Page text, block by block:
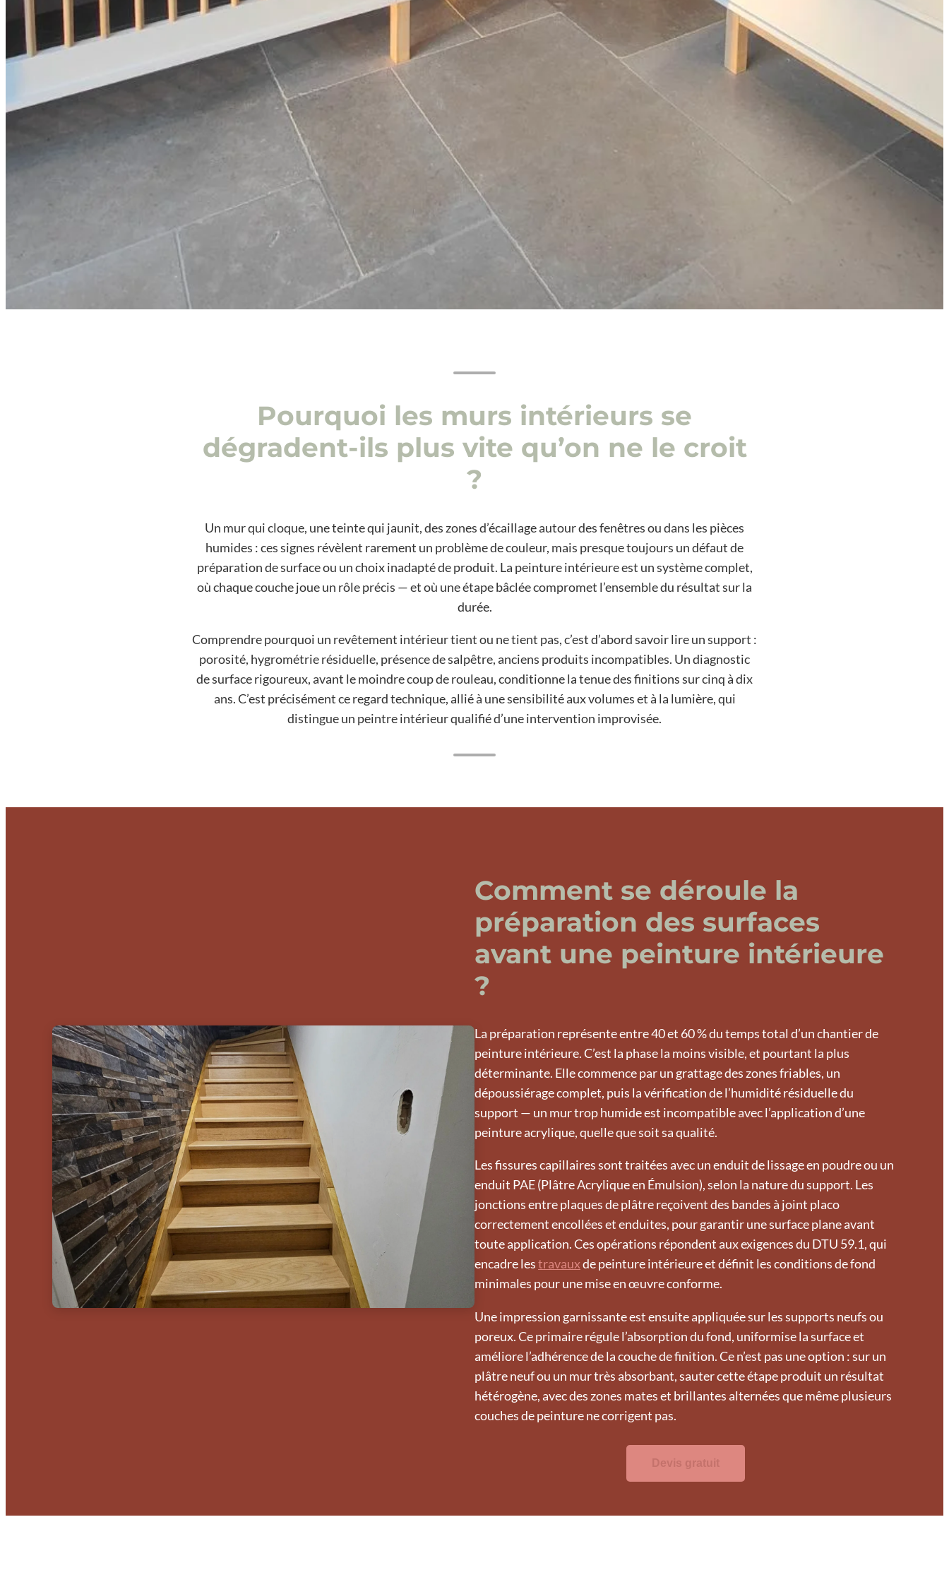
Pourquoi les murs intérieurs se
dégradent-ils plus vite qu’on ne le croit
?
Un mur qui cloque, une teinte qui jaunit, des zones d’écaillage autour des fenêtres ou dans les pièces
humides : ces signes révèlent rarement un problème de couleur, mais presque toujours un défaut de
préparation de surface ou un choix inadapté de produit. La peinture intérieure est un système complet,
où chaque couche joue un rôle précis — et où une étape bâclée compromet l’ensemble du résultat sur la
durée.
Comprendre pourquoi un revêtement intérieur tient ou ne tient pas, c’est d’abord savoir lire un support :
porosité, hygrométrie résiduelle, présence de salpêtre, anciens produits incompatibles. Un diagnostic
de surface rigoureux, avant le moindre coup de rouleau, conditionne la tenue des finitions sur cinq à dix
ans. C’est précisément ce regard technique, allié à une sensibilité aux volumes et à la lumière, qui
distingue un peintre intérieur qualifié d’une intervention improvisée.
Comment se déroule la
préparation des surfaces
avant une peinture intérieure
?
La préparation représente entre 40 et 60 % du temps total d’un chantier de
peinture intérieure. C’est la phase la moins visible, et pourtant la plus
déterminante. Elle commence par un grattage des zones friables, un
dépoussiérage complet, puis la vérification de l’humidité résiduelle du
support — un mur trop humide est incompatible avec l’application d’une
peinture acrylique, quelle que soit sa qualité.
Les fissures capillaires sont traitées avec un enduit de lissage en poudre ou un
enduit PAE (Plâtre Acrylique en Émulsion), selon la nature du support. Les
jonctions entre plaques de plâtre reçoivent des bandes à joint placo
correctement encollées et enduites, pour garantir une surface plane avant
toute application. Ces opérations répondent aux exigences du DTU 59.1, qui
encadre lestravauxde peinture intérieure et définit les conditions de fond
minimales pour une mise en œuvre conforme.
Une impression garnissante est ensuite appliquée sur les supports neufs ou
poreux. Ce primaire régule l’absorption du fond, uniformise la surface et
améliore l’adhérence de la couche de finition. Ce n’est pas une option : sur un
plâtre neuf ou un mur très absorbant, sauter cette étape produit un résultat
hétérogène, avec des zones mates et brillantes alternées que même plusieurs
couches de peinture ne corrigent pas.
Devis gratuit